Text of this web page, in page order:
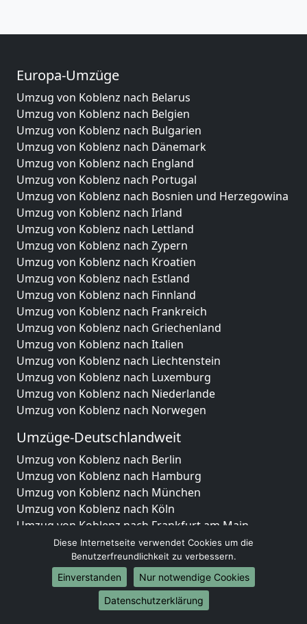
Europa-Umzüge
Umzug von Koblenz nach Belarus
Umzug von Koblenz nach Belgien
Umzug von Koblenz nach Bulgarien
Umzug von Koblenz nach Dänemark
Umzug von Koblenz nach England
Umzug von Koblenz nach Portugal
Umzug von Koblenz nach Bosnien und Herzegowina
Umzug von Koblenz nach Irland
Umzug von Koblenz nach Lettland
Umzug von Koblenz nach Zypern
Umzug von Koblenz nach Kroatien
Umzug von Koblenz nach Estland
Umzug von Koblenz nach Finnland
Umzug von Koblenz nach Frankreich
Umzug von Koblenz nach Griechenland
Umzug von Koblenz nach Italien
Umzug von Koblenz nach Liechtenstein
Umzug von Koblenz nach Luxemburg
Umzug von Koblenz nach Niederlande
Umzug von Koblenz nach Norwegen
Umzüge-Deutschlandweit
Umzug von Koblenz nach Berlin
Umzug von Koblenz nach Hamburg
Umzug von Koblenz nach München
Umzug von Koblenz nach Köln
Umzug von Koblenz nach Frankfurt am Main
Umzug von Koblenz nach Stuttgart
Umzug von Koblenz nach Düsseldorf
Umzug von Koblenz nach Leipzig
Umzug von Koblenz nach Dortmund
Umzug von Koblenz nach Essen
Diese Internetseite verwendet Cookies um die
Benutzerfreundlichkeit zu verbessern.
Einverstanden
Nur notwendige Cookies
Datenschutzerklärung